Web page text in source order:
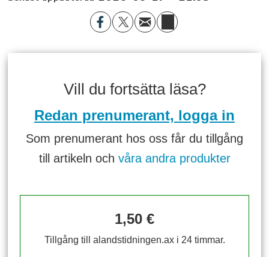
Vill du fortsätta läsa?
Redan prenumerant, logga in
Som prenumerant hos oss får du tillgång
till artikeln och våra andra produkter
1,50 €
Tillgång till alandstidningen.ax i 24 timmar.